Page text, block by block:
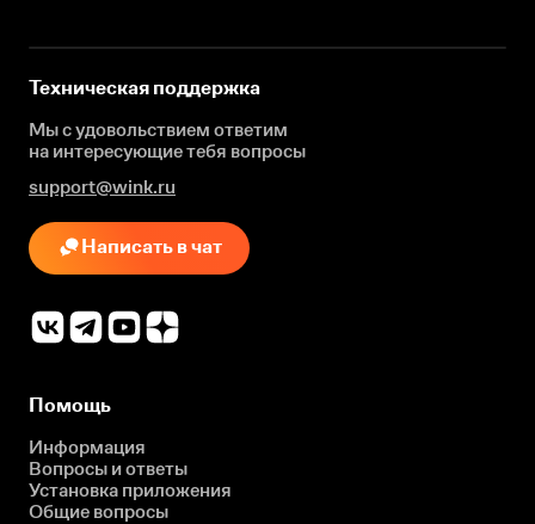
Техническая поддержка
Мы с удовольствием ответим
на интересующиетебя вопросы
support@wink.ru
Написать в чат
Помощь
Информация
Вопросы и ответы
Установка приложения
Общие вопросы